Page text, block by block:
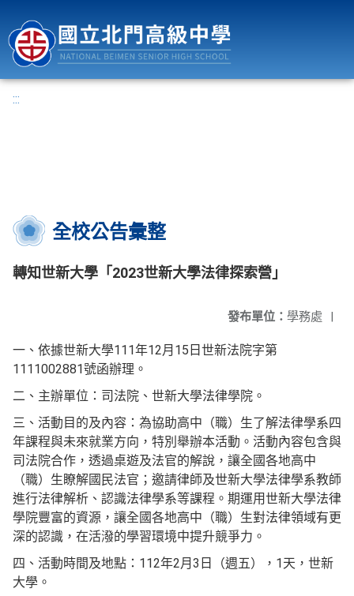
:::
全校公告彙整
轉知世新大學「2023世新大學法律探索營」
發布單位： 學務處 |
一、依據世新大學111年12月15日世新法院字第
1111002881號函辦理。
二、主辦單位：司法院、世新大學法律學院。
三、活動目的及內容：為協助高中（職）生了解法律學系四
年課程與未來就業方向，特別舉辦本活動。活動內容包含與
司法院合作，透過桌遊及法官的解說，讓全國各地高中
（職）生瞭解國民法官；邀請律師及世新大學法律學系教師
進行法律解析、認識法律學系等課程。期運用世新大學法律
學院豐富的資源，讓全國各地高中（職）生對法律領域有更
深的認識，在活潑的學習環境中提升競爭力。
四、活動時間及地點：112年2月3日（週五），1天，世新
大學。